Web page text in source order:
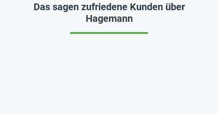
Das sagen zufriedene Kunden über
Hagemann